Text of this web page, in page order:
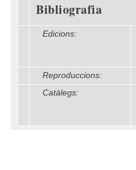
Bibliografia
Edicions:
Reproduccions:
Catàlegs: